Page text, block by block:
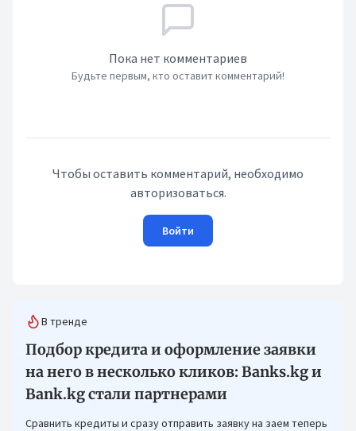
Пока нет комментариев
Будьте первым, кто оставит комментарий!
Чтобы оставить комментарий, необходимо
авторизоваться.
Войти
В тренде
Подбор кредита и оформление заявки
на него в несколько кликов: Banks.kg и
Bank.kg стали партнерами
Сравнить кредиты и сразу отправить заявку на заем теперь